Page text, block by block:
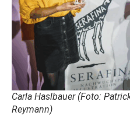
Carla Haslbauer (Foto:
Reymann)